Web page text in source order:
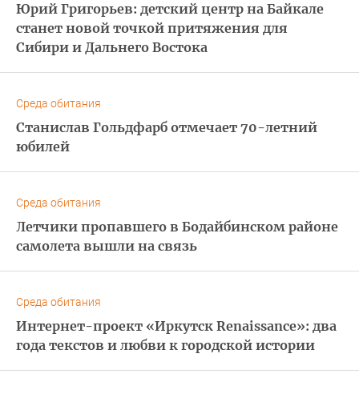
Юрий Григорьев: детский центр на Байкале
станет новой точкой притяжения для
Сибири и Дальнего Востока
Среда обитания
Станислав Гольдфарб отмечает 70-летний
юбилей
Среда обитания
Летчики пропавшего в Бодайбинском районе
самолета вышли на связь
Среда обитания
Интернет-проект «Иркутск Renaissance»: два
года текстов и любви к городской истории